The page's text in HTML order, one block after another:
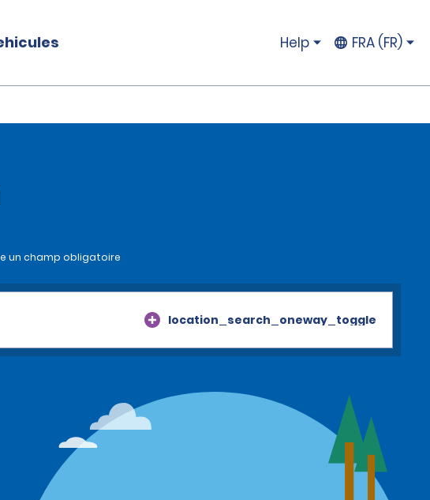
Help FRA (FR)
un champ obligatoire
location_search_oneway_toggle